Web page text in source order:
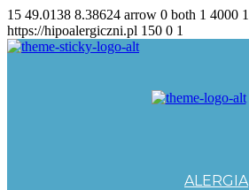
15 49.0138 8.38624 arrow 0 both 1 4000 1
https://hipoalergiczni.pl 150 0 1
ALERGIA